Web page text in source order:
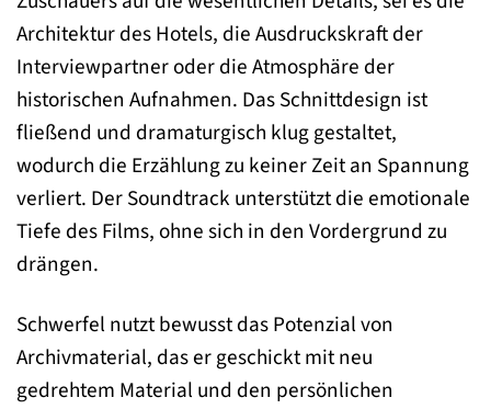
Architektur des Hotels, die Ausdruckskraft der
Interviewpartner oder die Atmosphäre der
historischen Aufnahmen. Das Schnittdesign ist
fließend und dramaturgisch klug gestaltet,
wodurch die Erzählung zu keiner Zeit an Spannung
verliert. Der Soundtrack unterstützt die emotionale
Tiefe des Films, ohne sich in den Vordergrund zu
drängen.
Schwerfel nutzt bewusst das Potenzial von
Archivmaterial, das er geschickt mit neu
gedrehtem Material und den persönlichen